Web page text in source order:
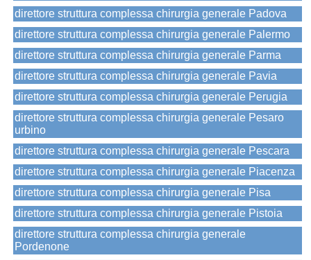
direttore struttura complessa chirurgia generale Padova
direttore struttura complessa chirurgia generale Palermo
direttore struttura complessa chirurgia generale Parma
direttore struttura complessa chirurgia generale Pavia
direttore struttura complessa chirurgia generale Perugia
direttore struttura complessa chirurgia generale Pesaro
urbino
direttore struttura complessa chirurgia generale Pescara
direttore struttura complessa chirurgia generale Piacenza
direttore struttura complessa chirurgia generale Pisa
direttore struttura complessa chirurgia generale Pistoia
direttore struttura complessa chirurgia generale
Pordenone